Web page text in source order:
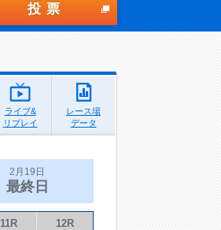
投票
ライブ&
リプレイ
レース場
データ
2月19日
最終日
11R 12R